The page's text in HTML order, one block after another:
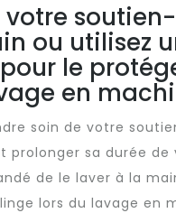
votre
ou utilisez
le
en
soin de votre
prolonger sa durée de
de le laver à la
lors du lavage en